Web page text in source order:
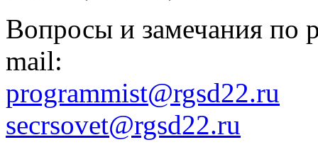
Вопросы и замечания по
mail:
programmist@rgsd22.ru
secrsovet@rgsd22.ru